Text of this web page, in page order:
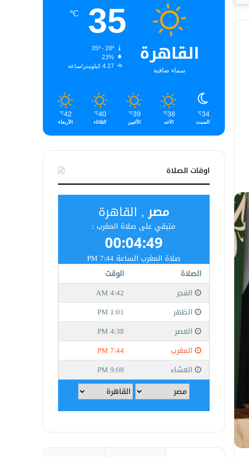
القاهرة
سماء صافية
35
℃
35º - 28º
23%
4.27 كيلومتر/ساعة
34
℃
السبت
38
℃
الأحد
39
℃
الأثنين
40
℃
الثلاثاء
42
℃
الأربعاء
اوقات الصلاة